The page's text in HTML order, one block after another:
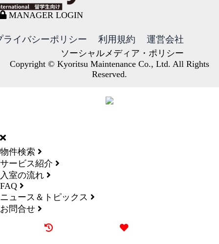
MANAGER LOGIN
ライバシーポリシー 利用規約 運営会社
ソーシャルメディア・ポリシー
Copyright © Kyoritsu Maintenance Co., Ltd. All Rights
Reserved.
物件検索
サービス紹介
入室の流れ
FAQ
ニュース＆トピックス
お問合せ